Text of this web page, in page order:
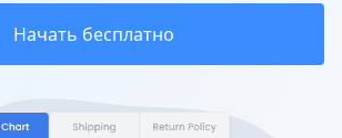
Начать бесплатно